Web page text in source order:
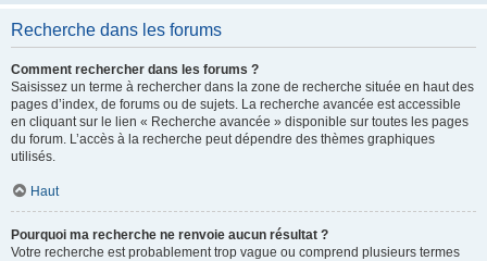
Recherche dans les forums
Comment rechercher dans les forums ?
Saisissez un terme à rechercher dans la zone de recherche située en haut des
pages d’index, de forums ou de sujets. La recherche avancée est accessible
en cliquant sur le lien « Recherche avancée » disponible sur toutes les pages
du forum. L’accès à la recherche peut dépendre des thèmes graphiques
utilisés.
Haut
Pourquoi ma recherche ne renvoie aucun résultat ?
Votre recherche est probablement trop vague ou comprend plusieurs termes